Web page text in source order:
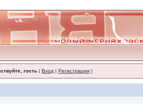
гость (Вход |Регистрация )